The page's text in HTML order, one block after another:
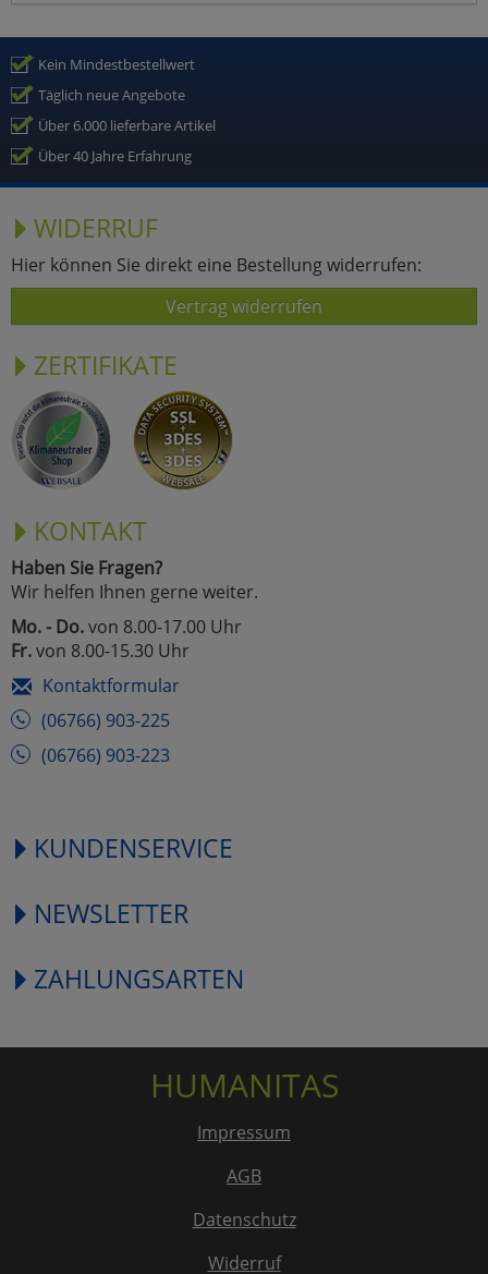
Kein Mindestbestellwert
Täglich neue Angebote
Über 6.000 lieferbare Artikel
Über 40 Jahre Erfahrung
WIDERRUF
Hier können Sie direkt eine Bestellung widerrufen:
Vertrag widerrufen
ZERTIFIKATE
KONTAKT
Haben Sie Fragen?
Wir helfen Ihnen gerne weiter.
Mo. - Do.von 8.00-17.00 Uhr
Fr.von 8.00-15.30 Uhr
Kontaktformular
(06766) 903-225
(06766) 903-223
KUNDENSERVICE
NEWSLETTER
ZAHLUNGSARTEN
HUMANITAS
Impressum
AGB
Datenschutz
Widerruf